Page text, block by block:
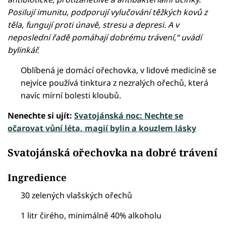
Posilují imunitu, podporují vylučování těžkých kovů z
těla, fungují proti únavě, stresu a depresi. A v
neposlední řadě pomáhají dobrému trávení,“ uvádí
bylinkář.
Oblíbená je domácí ořechovka, v lidové medicíně se
nejvíce používá tinktura z nezralých ořechů, která
navíc mírní bolesti kloubů.
Nenechte si ujít: Svatojánská noc: Nechte se
očarovat vůní léta, magií bylin a kouzlem lásky
Svatojánská ořechovka na dobré trávení
Ingredience
30 zelených vlašských ořechů
1 litr čirého, minimálně 40% alkoholu